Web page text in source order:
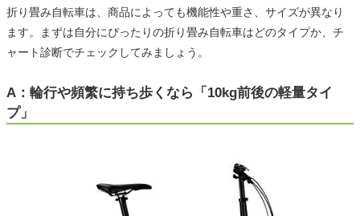
折り畳み自転車は、商品によっても機能性や重さ、サイズが異なり
ます。まずは自分にぴったりの折り畳み自転車はどのタイプか、チ
ャート診断でチェックしてみましょう。
A：輪行や頻繁に持ち歩くなら「10kg前後の軽量タイ
プ」